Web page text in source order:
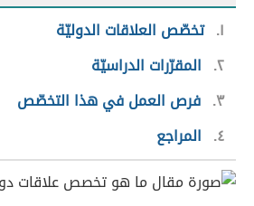
١ تخصّص العلاقات الدوليّة
٢ المقرّرات الدراسيّة
٣ فرص العمل في هذا التخصّص
٤
المراجع